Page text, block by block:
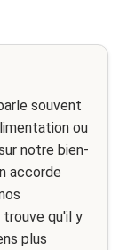
souvent
ou
notre bien-
accorde
qu'il y
plus